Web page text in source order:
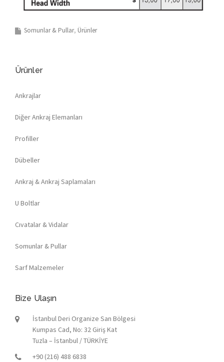
Somunlar & Pullar Ürünler
Ürünler
Ankrajlar
Diğer Ankraj Elemanları
Profiller
Dübeller
Ankraj & Ankraj Saplamaları
U Boltlar
Cıvatalar & Vidalar
Somunlar & Pullar
Sarf Malzemeler
Bize Ulaşın
İstanbul Deri Organize San Bölgesi
Kumpas Cad, No: 32 Giriş Kat
Tuzla – İstanbul / TÜRKİYE
+90 (216) 488 6838